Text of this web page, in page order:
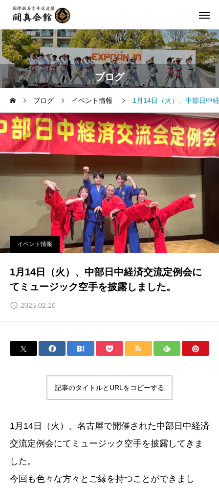
ブログ
ブログ イベント情報 1月14日（火）、中部日中
イベント情報
1月14日（火）、中部日中経済交流定例会に
てミュージック空手を披露しました。
2025.02.10
記事のタイトルとURLをコピーする
1月14日（火）、名古屋で開催された中部日中経済
交流定例会にてミュージック空手を披露してきま
した。
今回も色々な方々とご縁を持つことができまし